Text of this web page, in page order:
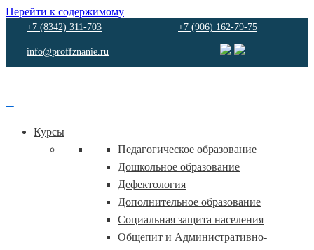
Перейти к содержимому
+7 (8342) 311-703 +7 (906) 162-79-75
info@proffznanie.ru
Курсы
Педагогическое образование
Дошкольное образование
Дефектология
Дополнительное образование
Социальная защита населения
Общепит и Административно-